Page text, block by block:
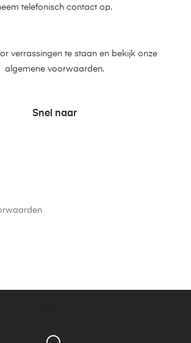
telefonisch contact op.
verrassingen te staan en bekijk onze
algemene voorwaarden.
Snel naar